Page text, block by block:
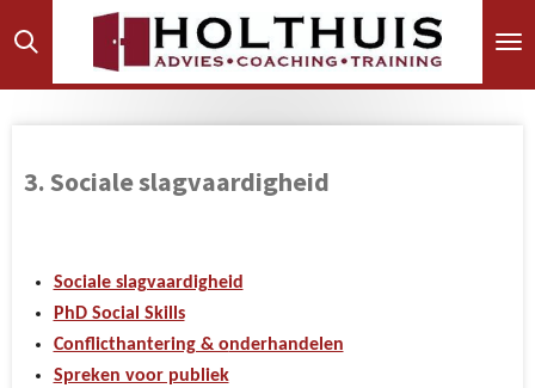
Ga
direct
naar
3. Sociale slagvaardigheid
Sociale slagvaardigheid
PhD Social Skills
Conflicthantering & onderhandelen
Spreken voor publiek